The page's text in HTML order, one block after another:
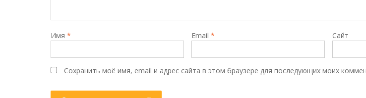
Имя * Email * Сайт
Сохранить моё имя, email и адрес сайта в этом браузере для последующих моих